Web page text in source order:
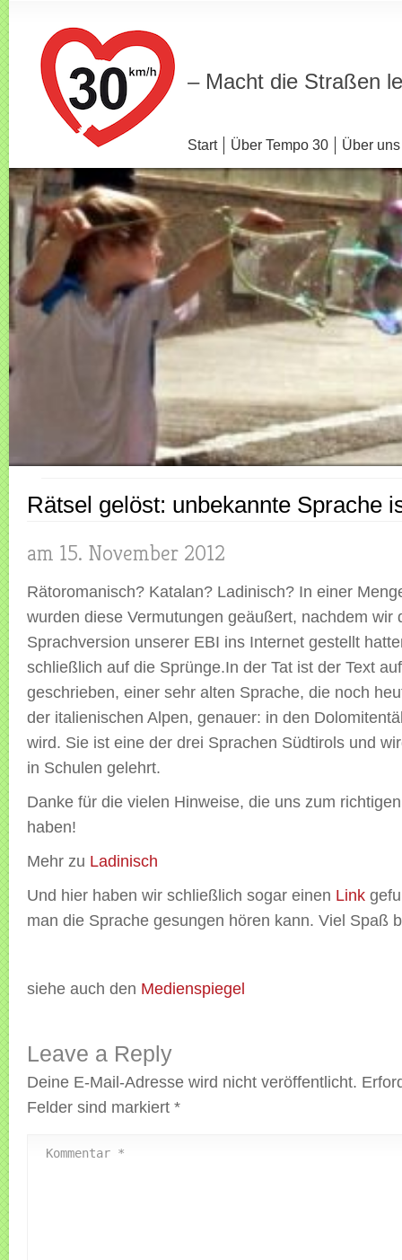
– Macht die Straßen
Start Über Tempo 30 Über uns
Rätsel gelöst: unbekannte Sprache
am 15. November 2012
Rätoromanisch? Katalan? Ladinisch? In einer
wurden diese Vermutungen geäußert, nachdem wir
Sprachversion unserer EBI ins Internet gestellt
schließlich auf die Sprünge.In der Tat ist der Text
geschrieben, einer sehr alten Sprache, die noch
der italienischen Alpen, genauer: in den
wird. Sie ist eine der drei Sprachen Südtirols und
in Schulen gelehrt.
Danke für die vielen Hinweise, die uns zum
haben!
Mehr zu Ladinisch
Und hier haben wir schließlich sogar einen Link
man die Sprache gesungen hören kann. Viel Spaß
siehe auch den Medienspiegel
Leave a Reply
Deine E-Mail-Adresse wird nicht veröffentlicht.
Felder sind markiert *